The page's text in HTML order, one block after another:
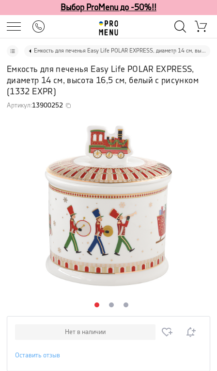
Выбор ProMenu до -50%!!
Емкость для печенья Easy Life POLAR EXPRESS, диаметр 14 см, высота 16,5 см, белый с рисунком
Емкость для печенья Easy Life POLAR EXPRESS,
диаметр 14 см, высота 16,5 см, белый с рисунком
(1332 EXPR)
Артикул:13900252
Нет в наличии
Оставить отзыв